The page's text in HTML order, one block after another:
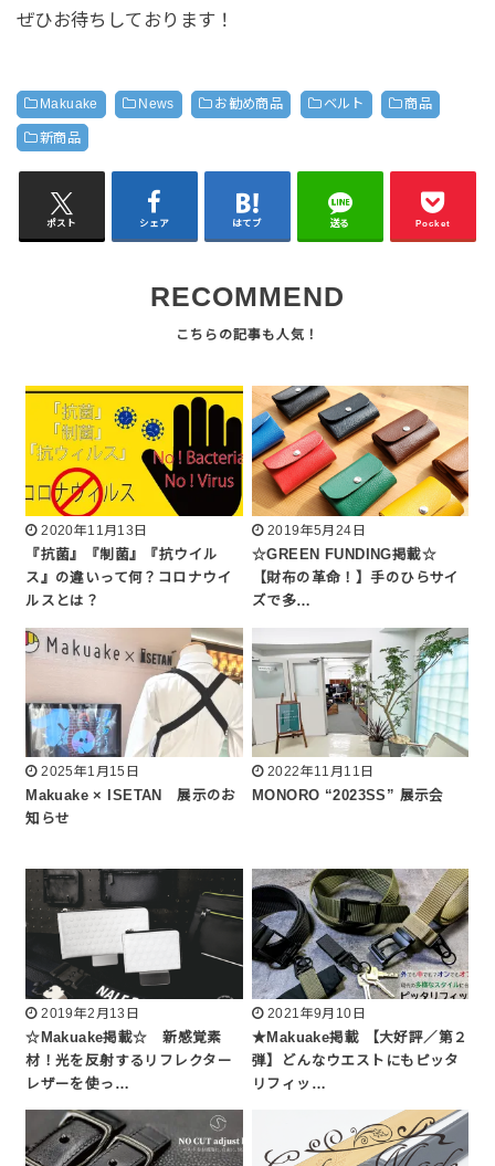
ぜひお待ちしております！
Makuake News お勧め商品 ベルト 商品
新商品
ポスト シェア はてブ 送る Pocket
RECOMMEND
2020年11月13日
『抗菌』『制菌』『抗ウイル
ス』の違いって何？コロナウイ
ルスとは？
2019年5月24日
☆GREEN FUNDING掲載☆
【財布の革命！】手のひらサイ
ズで多…
2025年1月15日
Makuake × ISETAN 展示のお
知らせ
2022年11月11日
MONORO “2023SS” 展示会
2019年2月13日
☆Makuake掲載☆ 新感覚素
材！光を反射するリフレクター
レザーを使っ…
2021年9月10日
★Makuake掲載 【大好評／第２
弾】どんなウエストにもピッタ
リフィッ…